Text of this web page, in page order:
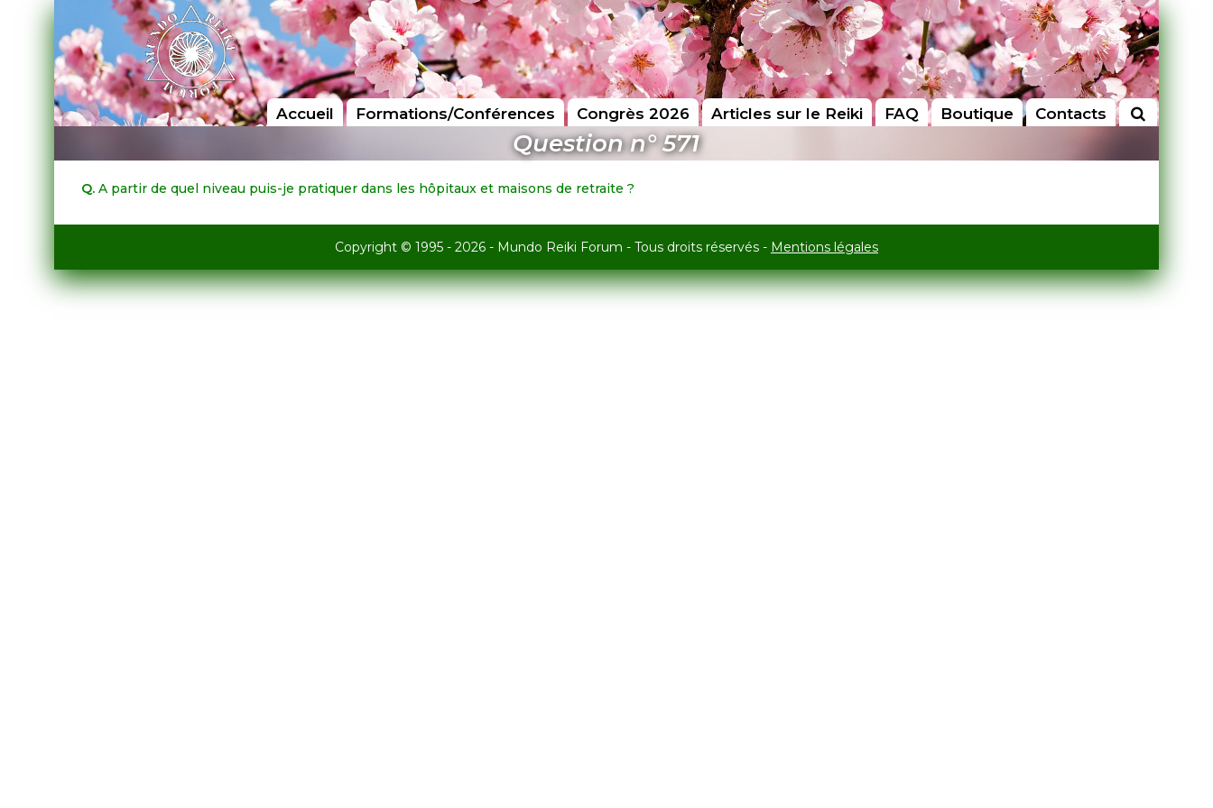
Accueil Formations/Conférences Congrès 2026 Articles sur le Reiki FAQ Boutique Contacts
Question n° 571
Q.A partir de quel niveau puis-je pratiquer dans les hôpitaux et maisons de retraite ?
Copyright © 1995 - 2026 - Mundo Reiki Forum - Tous droits réservés - Mentions légales